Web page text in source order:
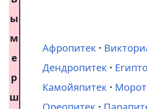
ы
м
е
р
ш
Афропитек
Дендропитек
Камойяпитек